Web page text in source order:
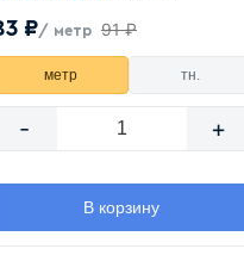
₽/ метр 91 ₽
метр тн.
- +
В корзину